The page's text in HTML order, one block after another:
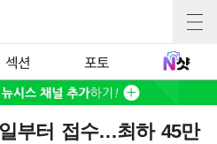
섹션 포토
부터 접수…최하 45만